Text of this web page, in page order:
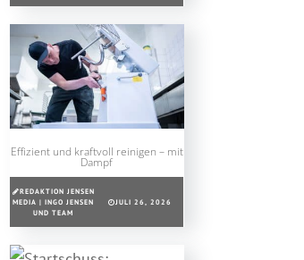
Effizient und kraftvoll reinigen – mit
Dampf
REDAKTION JENSEN
MEDIA | INGO JENSEN
UND TEAM
JULI 26, 2026